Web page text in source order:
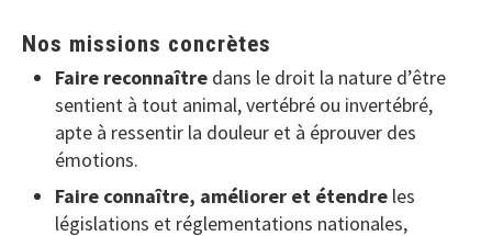
Nos missions concrètes
Faire reconnaître dans le droit la nature d’être
sentient à tout animal, vertébré ou invertébré,
apte à ressentir la douleur et à éprouver des
émotions.
Faire connaître, améliorer et étendre les
législations et réglementations nationales,